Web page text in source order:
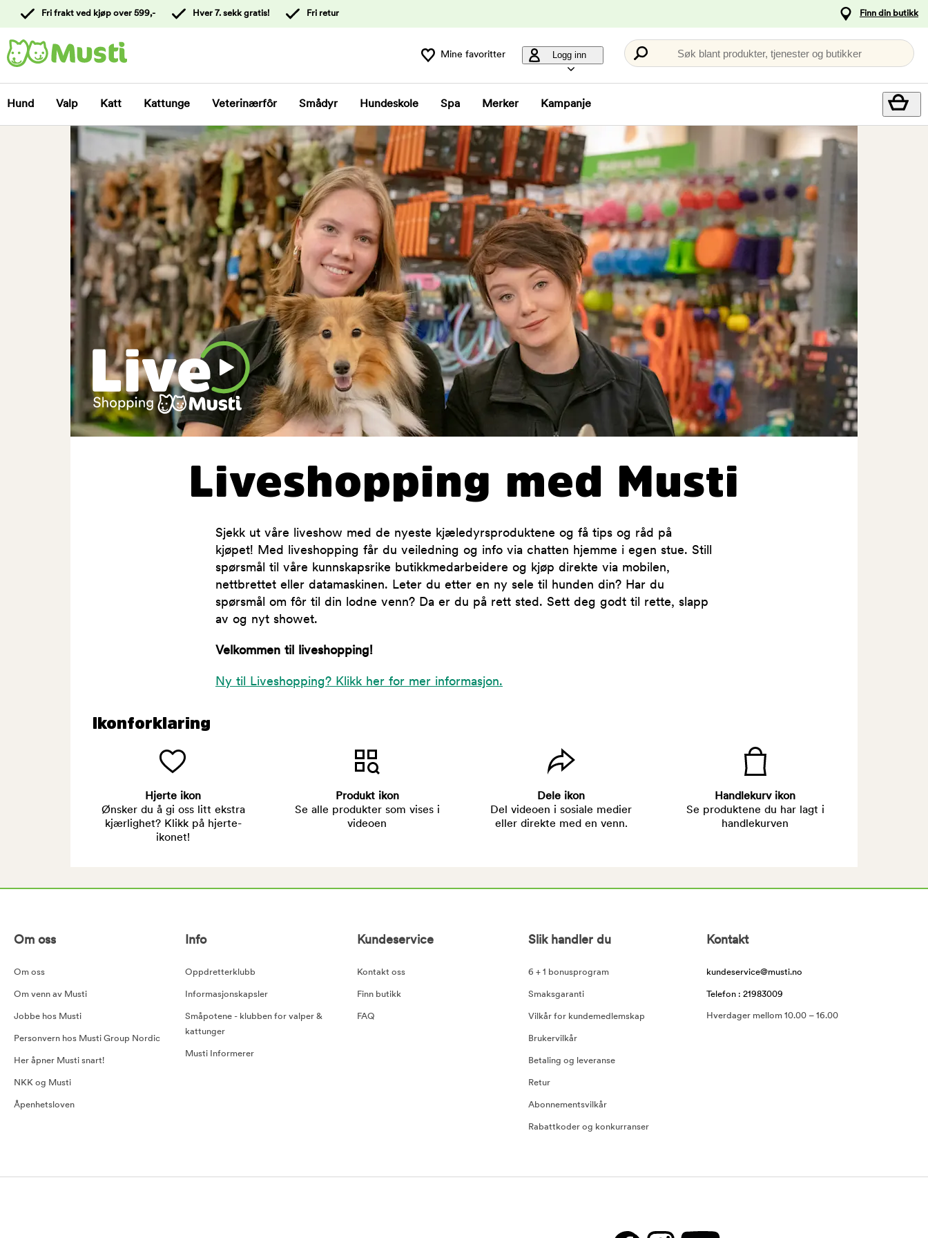
kundeservice
Fri frakt ved kjøp over 599,- Hver 7. sekk gratis! Fri retur Finn din butikk
Mine favoritter Logg inn Søk blant produkter, tjenester og butikker
Hund Valp Katt Kattunge Veterinærfôr Smådyr Hundeskole Spa Merker Kampanje
Liveshopping med Musti
Sjekk ut våre liveshow med de nyeste kjæledyrsproduktene og få tips og råd på
kjøpet! Med liveshopping får du veiledning og info via chatten hjemme i egen stue. Still
spørsmål til våre kunnskapsrike butikkmedarbeidere og kjøp direkte via mobilen,
nettbrettet eller datamaskinen. Leter du etter en ny sele til hunden din? Har du
spørsmål om fôr til din lodne venn? Da er du på rett sted. Sett deg godt til rette, slapp
av og nyt showet.
Velkommen til liveshopping!
Ny til Liveshopping? Klikk her for mer informasjon.
Ikonforklaring
Hjerte ikon
Ønsker du å gi oss litt ekstra
kjærlighet? Klikk på hjerte-
ikonet!
Produkt ikon
Se alle produkter som vises i
videoen
Dele ikon
Del videoen i sosiale medier
eller direkte med en venn.
Handlekurv ikon
Se produktene du har lagt i
handlekurven
Om oss
Om oss
Om venn av Musti
Jobbe hos Musti
Personvern hos Musti Group Nordic
Her åpner Musti snart!
NKK og Musti
Åpenhetsloven
Info
Oppdretterklubb
Informasjonskapsler
Småpotene - klubben for valper &
kattunger
Musti Informerer
Kundeservice
Kontakt oss
Finn butikk
FAQ
Slik handler du
6 + 1 bonusprogram
Smaksgaranti
Vilkår for kundemedlemskap
Brukervilkår
Betaling og leveranse
Retur
Abonnementsvilkår
Rabattkoder og konkurranser
Kontakt
kundeservice@musti.no
Telefon : 21983009
Hverdager mellom 10.00 – 16.00